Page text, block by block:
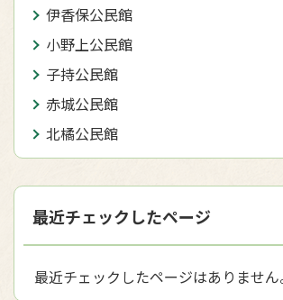
伊香保公民館
小野上公民館
子持公民館
赤城公民館
北橘公民館
最近チェックしたページ
最近チェックしたページはありません